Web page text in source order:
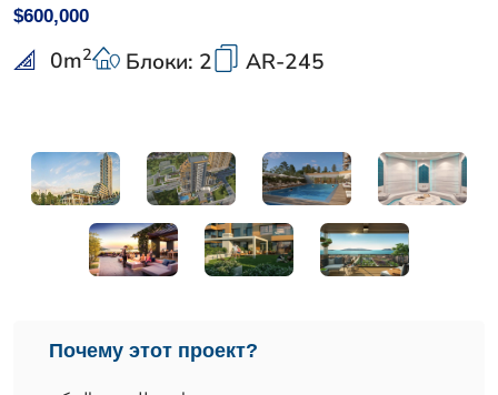
$600,000
0m2 Блоки: 2 AR-245
Почему этот проект?